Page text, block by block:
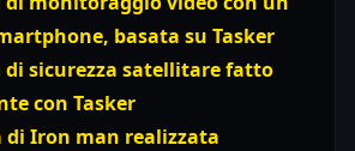
basata su Tasker
di sicurezza satellitare fatto
con Tasker
di Iron man realizzata